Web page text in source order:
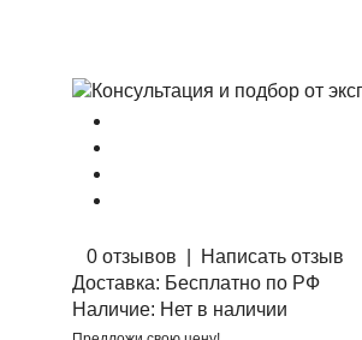
0 отзывов
Написать отзыв
Доставка: Бесплатно по РФ
Наличие: Нет в наличии